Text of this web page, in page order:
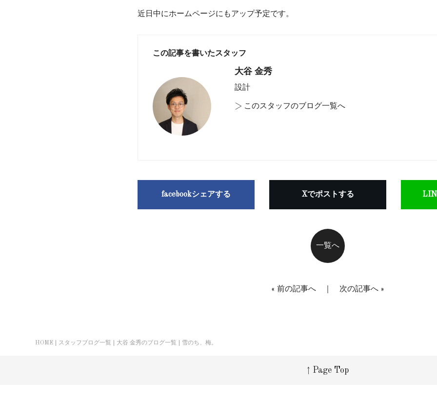
近日中にホームページにもアップ予定です。
この記事を書いたスタッフ
大谷 金秀
設計
> このスタッフのブログ一覧へ
facebookシェアする Xでポストする
一覧へ
« 前の記事へ 次の記事へ »
HOME スタッフブログ一覧 大谷 金秀のブログ一覧 雪のち、梅。
↑ Page Top